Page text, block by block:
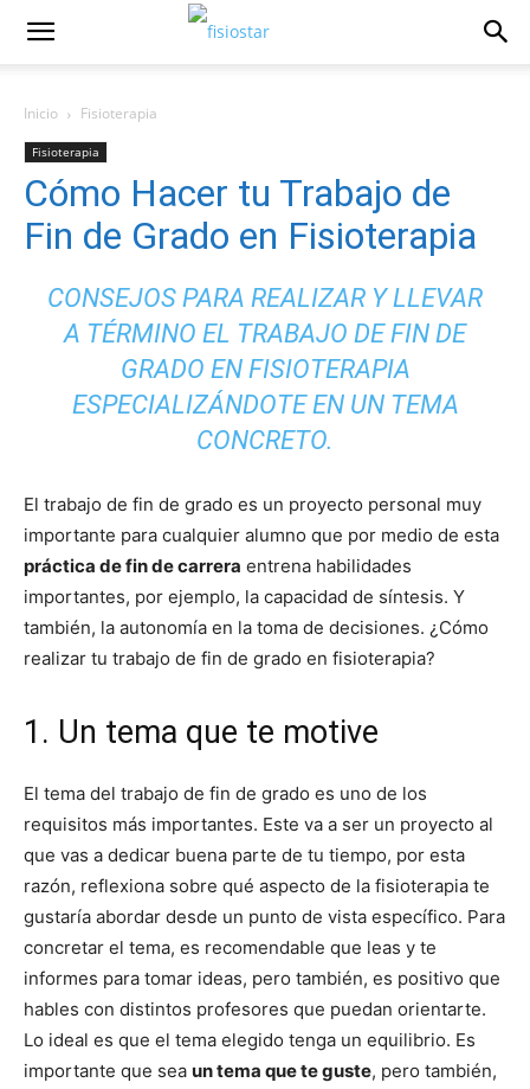
Inicio Fisioterapia
Fisioterapia
Cómo Hacer tu Trabajo de
Fin de Grado en Fisioterapia
CONSEJOS PARA REALIZAR Y LLEVAR
A TÉRMINO EL TRABAJO DE FIN DE
GRADO EN FISIOTERAPIA
ESPECIALIZÁNDOTE EN UN TEMA
CONCRETO.
El trabajo de fin de grado es un proyecto personal muy
importante para cualquier alumno que por medio de esta
práctica de fin de carrera entrena habilidades
importantes, por ejemplo, la capacidad de síntesis. Y
también, la autonomía en la toma de decisiones. ¿Cómo
realizar tu trabajo de fin de grado en fisioterapia?
1. Un tema que te motive
El tema del trabajo de fin de grado es uno de los
requisitos más importantes. Este va a ser un proyecto al
que vas a dedicar buena parte de tu tiempo, por esta
razón, reflexiona sobre qué aspecto de la fisioterapia te
gustaría abordar desde un punto de vista específico. Para
concretar el tema, es recomendable que leas y te
informes para tomar ideas, pero también, es positivo que
hables con distintos profesores que puedan orientarte.
Lo ideal es que el tema elegido tenga un equilibrio. Es
importante que sea un tema que te guste, pero también,